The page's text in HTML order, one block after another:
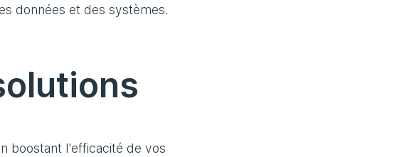
données et des systèmes.
boostant l'efficacité de vos